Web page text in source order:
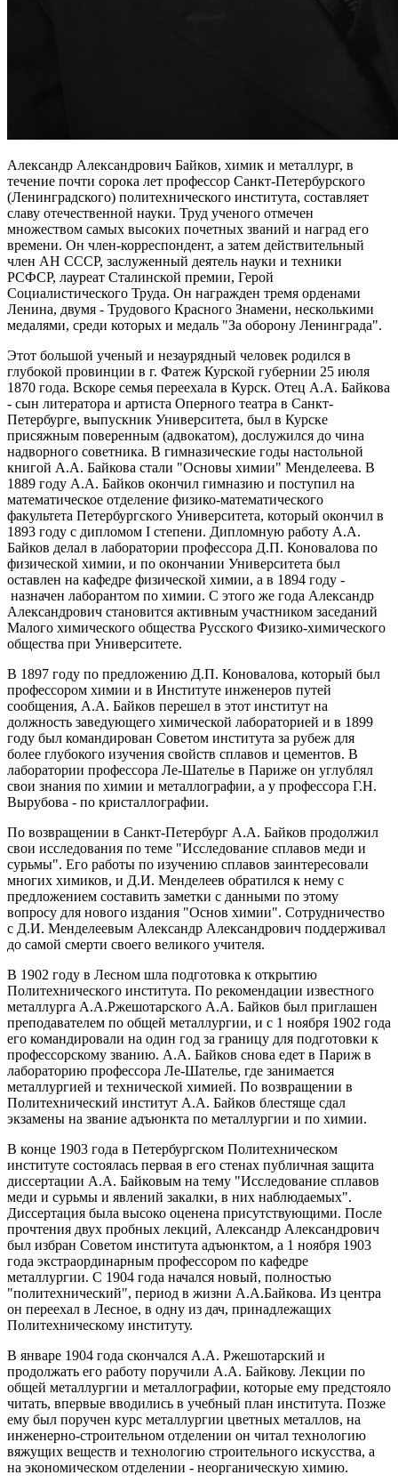
Александр Александрович Байков, химик и металлург, в
течение почти сорока лет профессор Санкт-Петербурского
(Ленинградского) политехнического института, составляет
славу отечественной науки. Труд ученого отмечен
множеством самых высоких почетных званий и наград его
времени. Он член-корреспондент, а затем действительный
член АН СССР, заслуженный деятель науки и техники
РСФСР, лауреат Сталинской премии, Герой
Социалистического Труда. Он награжден тремя орденами
Ленина, двумя - Трудового Красного Знамени, несколькими
медалями, среди которых и медаль "За оборону Ленинграда".
Этот большой ученый и незаурядный человек родился в
глубокой провинции в г. Фатеж Курской губернии 25 июля
1870 года. Вскоре семья переехала в Курск. Отец А.А. Байкова
- сын литератора и артиста Оперного театра в Санкт-
Петербурге, выпускник Университета, был в Курске
присяжным поверенным (адвокатом), дослужился до чина
надворного советника. В гимназические годы настольной
книгой А.А. Байкова стали "Основы химии" Менделеева. В
1889 году А.А. Байков окончил гимназию и поступил на
математическое отделение физико-математического
факультета Петербургского Университета, который окончил в
1893 году с дипломом I степени. Дипломную работу А.А.
Байков делал в лаборатории профессора Д.П. Коновалова по
физической химии, и по окончании Университета был
оставлен на кафедре физической химии, а в 1894 году -
назначен лаборантом по химии. С этого же года Александр
Александрович становится активным участником заседаний
Малого химического общества Русского Физико-химического
общества при Университете.
В 1897 году по предложению Д.П. Коновалова, который был
профессором химии и в Институте инженеров путей
сообщения, А.А. Байков перешел в этот институт на
должность заведующего химической лабораторией и в 1899
году был командирован Советом института за рубеж для
более глубокого изучения свойств сплавов и цементов. В
лаборатории профессора Ле-Шателье в Париже он углублял
свои знания по химии и металлографии, а у профессора Г.Н.
Вырубова - по кристаллографии.
По возвращении в Санкт-Петербург А.А. Байков продолжил
свои исследования по теме "Исследование сплавов меди и
сурьмы". Его работы по изучению сплавов заинтересовали
многих химиков, и Д.И. Менделеев обратился к нему с
предложением составить заметки с данными по этому
вопросу для нового издания "Основ химии". Сотрудничество
с Д.И. Менделеевым Александр Александрович поддерживал
до самой смерти своего великого учителя.
В 1902 году в Лесном шла подготовка к открытию
Политехнического института. По рекомендации известного
металлурга А.А.Ржешотарского А.А. Байков был приглашен
преподавателем по общей металлургии, и с 1 ноября 1902 года
его командировали на один год за границу для подготовки к
профессорскому званию. А.А. Байков снова едет в Париж в
лабораторию профессора Ле-Шателье, где занимается
металлургией и технической химией. По возвращении в
Политехнический институт А.А. Байков блестяще сдал
экзамены на звание адъюнкта по металлургии и по химии.
В конце 1903 года в Петербургском Политехническом
институте состоялась первая в его стенах публичная защита
диссертации А.А. Байковым на тему "Исследование сплавов
меди и сурьмы и явлений закалки, в них наблюдаемых".
Диссертация была высоко оценена присутствующими. После
прочтения двух пробных лекций, Александр Александрович
был избран Советом института адъюнктом, а 1 ноября 1903
года экстраординарным профессором по кафедре
металлургии. С 1904 года начался новый, полностью
"политехнический", период в жизни А.А.Байкова. Из центра
он переехал в Лесное, в одну из дач, принадлежащих
Политехническому институту.
В январе 1904 года скончался А.А. Ржешотарский и
продолжать его работу поручили А.А. Байкову. Лекции по
общей металлургии и металлографии, которые ему предстояло
читать, впервые вводились в учебный план института. Позже
ему был поручен курс металлургии цветных металлов, на
инженерно-строительном отделении он читал технологию
вяжущих веществ и технологию строительного искусства, а
на экономическом отделении - неорганическую химию.